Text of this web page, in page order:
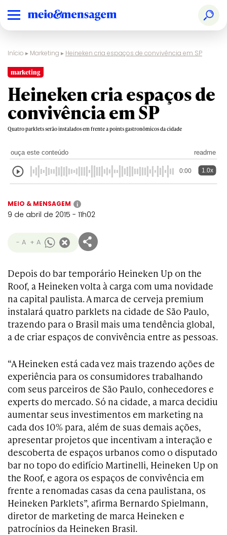
Início ▸ Marketing ▸ Heineken cria espaços de convivência em SP
marketing
Heineken cria espaços de
convivência em SP
Quatro parklets serão instalados em frente a points gastronômicos da cidade
ouça este conteúdo readme
0:00 1.0x
MEIO & MENSAGEM i
9 de abril de 2015 - 11h02
- A + A
Depois do bar temporário Heineken Up on the
Roof, a Heineken volta à carga com uma novidade
na capital paulista. A marca de cerveja premium
instalará quatro parklets na cidade de São Paulo,
trazendo para o Brasil mais uma tendência global,
a de criar espaços de convivência entre as pessoas.
“A Heineken está cada vez mais trazendo ações de
experiência para os consumidores trabalhando
com seus parceiros de São Paulo, conhecedores e
experts do mercado. Só na cidade, a marca decidiu
aumentar seus investimentos em marketing na
cada dos 10% para, além de suas demais ações,
apresentar projetos que incentivam a interação e
descoberta de espaços urbanos como o disputado
bar no topo do edifício Martinelli, Heineken Up on
the Roof, e agora os espaços de convivência em
frente a renomadas casas da cena paulistana, os
Heineken Parklets”, afirma Bernardo Spielmann,
diretor de marketing de marca Heineken e
patrocínios da Heineken Brasil.